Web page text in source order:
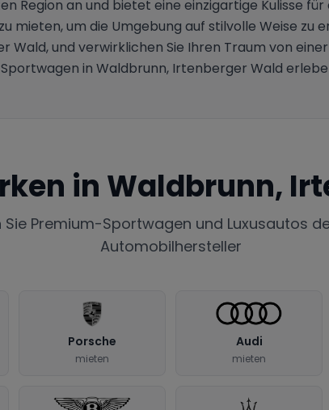
an und bietet eine einzigartige Kulisse für
mieten, um die Umgebung auf stilvolle Weise zu
und verwirklichen Sie Ihren Traum von
Sportwagen in Waldbrunn, Irtenberger Wald
in Waldbrunn,
Sie Premium-Sportwagen und Luxusautos
Automobilhersteller
Porsche
mieten
Audi
mieten